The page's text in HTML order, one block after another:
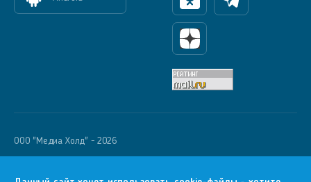
ОдноклассникиТелеграм
Яндекс Дзен
OOO "Медиа Холд" - 2026